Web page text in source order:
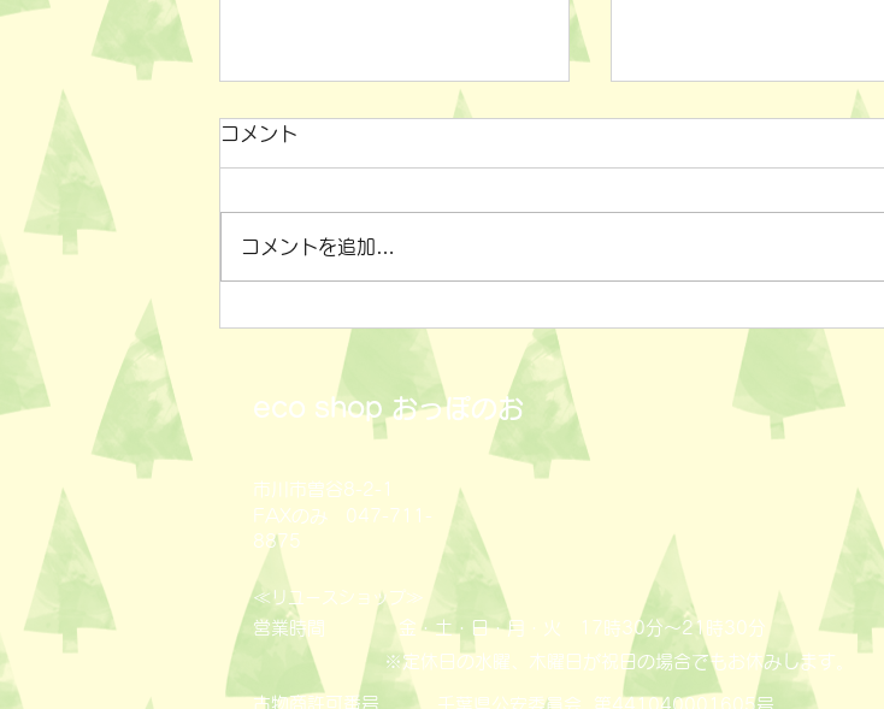
コメント
コメントを追加…
eco shop おっぽのお
市川市曽谷8-2-1
FAXのみ 047-711-
8875
≪ リユースショップ ≫
営業時間
金・土・日・月・火 17時30分～21時30分
※定休日の水曜、木曜日が祝日の場合でもお休みします。
古物商許可番号 ​千葉県公安委員会 第441040001605号